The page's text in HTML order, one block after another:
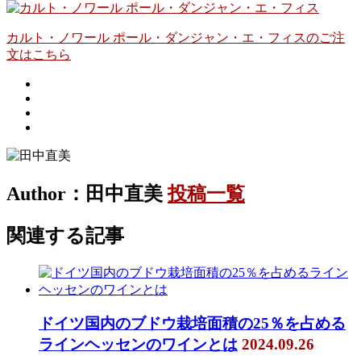
カルト・ノワール ポール・ダンジャン・エ・フィスのご注
文はこちら
Author：田中直美投稿一覧
関連する記事
ドイツ国内のブドウ栽培面積の25％を占める
ラインヘッセンのワインとは 2024.09.26